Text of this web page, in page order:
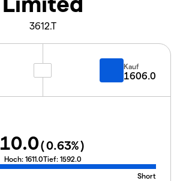
3612.T
Kauf
1606.0
10.0(0.63%)
Hoch: 1611.0Tief: 1592.0
Short